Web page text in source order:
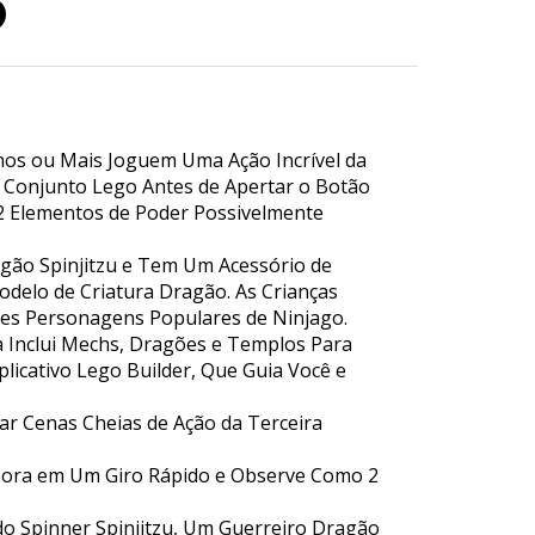
ou Mais Joguem Uma Ação Incrível da
Lego Antes de Apertar o Botão
de Poder Possivelmente
Spinjitzu e Tem Um Acessório de
de Criatura Dragão. As Crianças
Personagens Populares de Ninjago.
Mechs, Dragões e Templos Para
Lego Builder, Que Guia Você e
Cenas Cheias de Ação da Terceira
em Um Giro Rápido e Observe Como 2
Spinner Spinjitzu, Um Guerreiro Dragão